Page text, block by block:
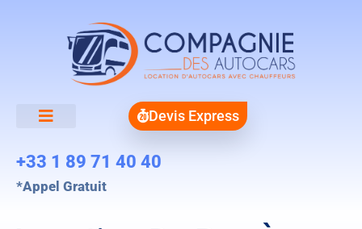
Devis Express
+33 1 89 71 40 40
*Appel Gratuit